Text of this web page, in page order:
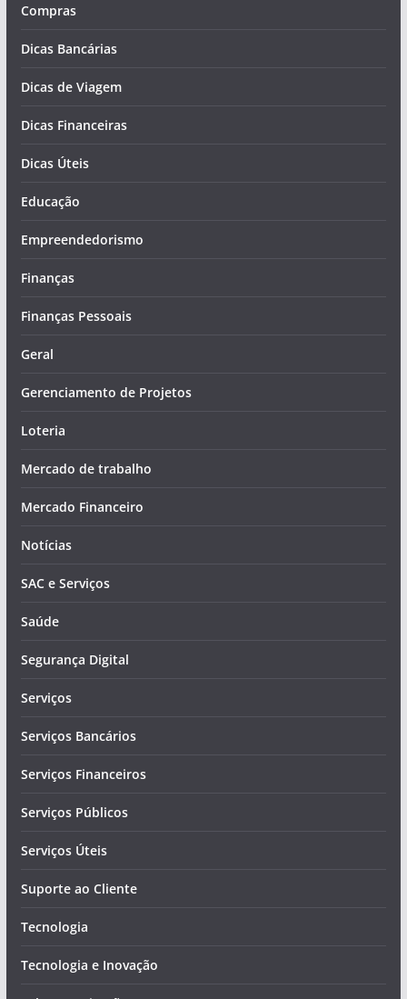
Compras
Dicas Bancárias
Dicas de Viagem
Dicas Financeiras
Dicas Úteis
Educação
Empreendedorismo
Finanças
Finanças Pessoais
Geral
Gerenciamento de Projetos
Loteria
Mercado de trabalho
Mercado Financeiro
Notícias
SAC e Serviços
Saúde
Segurança Digital
Serviços
Serviços Bancários
Serviços Financeiros
Serviços Públicos
Serviços Úteis
Suporte ao Cliente
Tecnologia
Tecnologia e Inovação